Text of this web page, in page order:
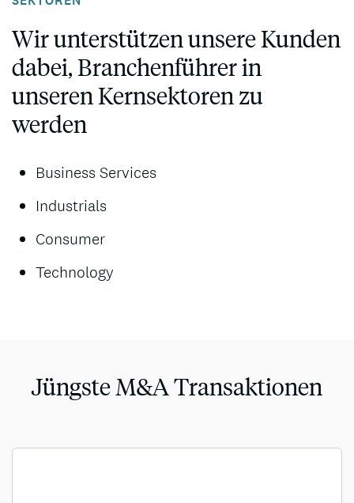
Wir unterstützen unsere Kunden
dabei, Branchenführer in
unseren Kernsektoren zu
werden
Business Services
Industrials
Consumer
Technology
Jüngste M&A Transaktionen